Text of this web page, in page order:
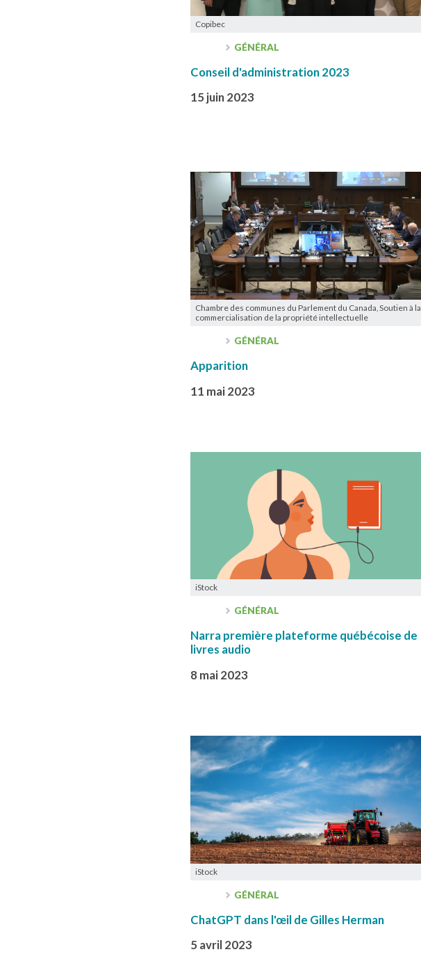
Copibec
GÉNÉRAL
Conseil d'administration 2023
15 juin 2023
Chambre des communes du Parlement du Canada, Soutien à la
commercialisation de la propriété intellectuelle
GÉNÉRAL
Apparition
11 mai 2023
iStock
GÉNÉRAL
Narra première plateforme québécoise de
livres audio
8 mai 2023
iStock
GÉNÉRAL
ChatGPT dans l'œil de Gilles Herman
5 avril 2023